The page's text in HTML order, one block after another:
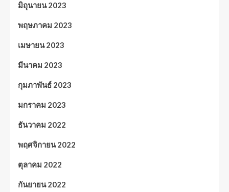
มิถุนายน 2023
พฤษภาคม 2023
เมษายน 2023
มีนาคม 2023
กุมภาพันธ์ 2023
มกราคม 2023
ธันวาคม 2022
พฤศจิกายน 2022
ตุลาคม 2022
กันยายน 2022